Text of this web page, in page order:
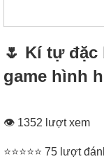
🌷 Kí tự
game hình
👁 1352 lượt xem
⭐⭐⭐⭐⭐ 75 lượt